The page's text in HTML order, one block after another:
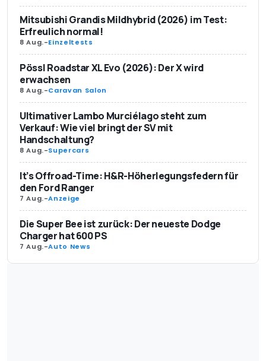
Mitsubishi Grandis Mildhybrid (2026) im Test:
Erfreulich normal!
8 Aug.-Einzeltests
Pössl Roadstar XL Evo (2026): Der X wird
erwachsen
8 Aug.-Caravan Salon
Ultimativer Lambo Murciélago steht zum
Verkauf: Wie viel bringt der SV mit
Handschaltung?
8 Aug.-Supercars
It’s Offroad-Time: H&R-Höherlegungsfedern für
den Ford Ranger
7 Aug.-Anzeige
Die Super Bee ist zurück: Der neueste Dodge
Charger hat 600 PS
7 Aug.-Auto News